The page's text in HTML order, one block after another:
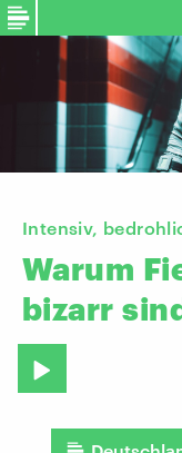
Intensiv,
Warum
bizarr